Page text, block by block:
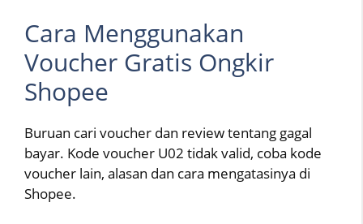
Cara Menggunakan
Voucher Gratis Ongkir
Shopee
Buruan cari voucher dan review tentang gagal
bayar. Kode voucher U02 tidak valid, coba kode
voucher lain, alasan dan cara mengatasinya di
Shopee.